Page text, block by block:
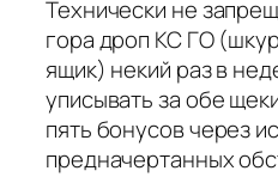
Технически не
гора дроп КС ГО
ящик) некий раз в
уписывать за обе
пять бонусов через
предначертанных